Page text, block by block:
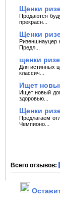
Щенки
Продаются
прекрасн...
Щенки
Ризеншнауцер
Предл...
щенки
Для истинных
классич...
Ищет
Ищет новый
здоровью...
Щенки
Предлагаем
Чемпионо...
Всего отзывов: